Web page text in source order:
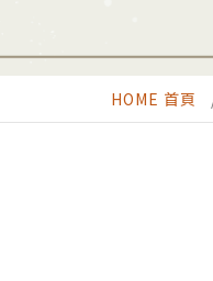
HOME 首頁